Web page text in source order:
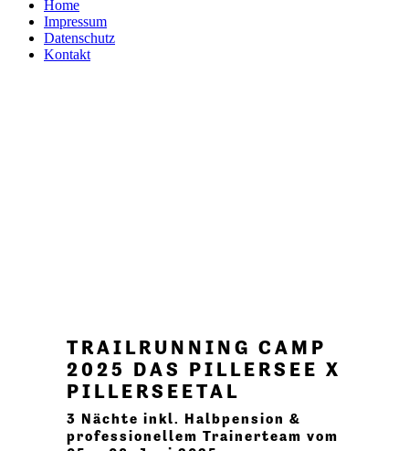
Home
Impressum
Datenschutz
Kontakt
TRAIL­RUNNING CAMP
2025 DAS PILLERSEE X
PILLERSEE­TAL
3 Nächte inkl. Halb­pension &
professio­nellem Trainer­team vom